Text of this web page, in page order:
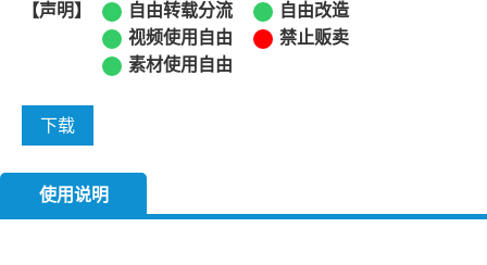
【声明】 自由转载分流
自由改造
视频使用自由
禁止贩卖
素材使用自由
下载
使用说明